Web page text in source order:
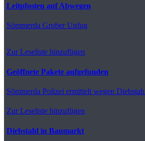
Leitpfosten auf Abwegen
Sömmerda Grober Unfug
Zur Leseliste hinzufügen
Geöffnete Pakete aufgefunden
Sömmerda Polizei ermittelt wegen
Zur Leseliste hinzufügen
Diebstahl in Baumarkt